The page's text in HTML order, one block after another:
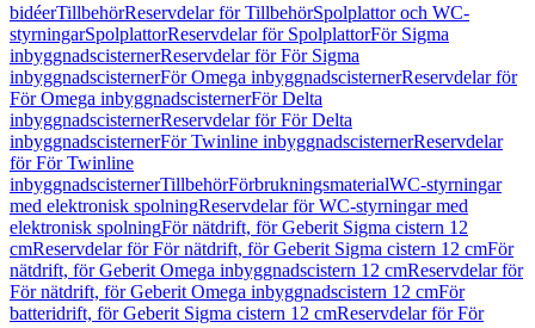
bidéerTillbehörReservdelar för TillbehörSpolplattor och WC-
styrningarSpolplattorReservdelar för SpolplattorFör Sigma
inbyggnadscisternerReservdelar för För Sigma
inbyggnadscisternerFör Omega inbyggnadscisternerReservdelar för
För Omega inbyggnadscisternerFör Delta
inbyggnadscisternerReservdelar för För Delta
inbyggnadscisternerFör Twinline inbyggnadscisternerReservdelar
för För Twinline
inbyggnadscisternerTillbehörFörbrukningsmaterialWC-styrningar
med elektronisk spolningReservdelar för WC-styrningar med
elektronisk spolningFör nätdrift, för Geberit Sigma cistern 12
cmReservdelar för För nätdrift, för Geberit Sigma cistern 12 cmFör
nätdrift, för Geberit Omega inbyggnadscistern 12 cmReservdelar för
För nätdrift, för Geberit Omega inbyggnadscistern 12 cmFör
batteridrift, för Geberit Sigma cistern 12 cmReservdelar för För